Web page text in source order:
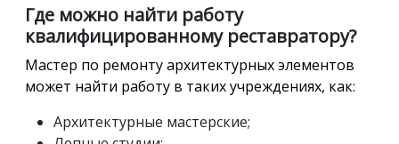
Где можно найти работу
квалифицированному реставратору?
Мастер по ремонту архитектурных элементов
может найти работу в таких учреждениях, как:
Архитектурные мастерские;